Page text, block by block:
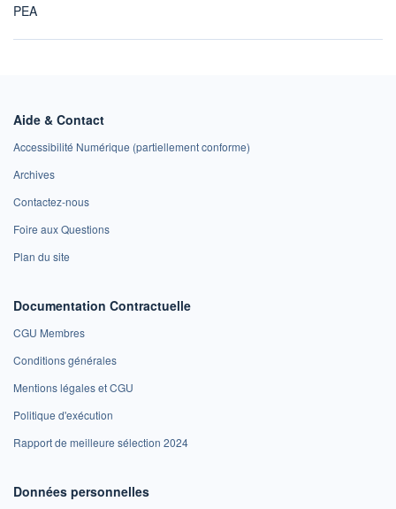
PEA
Aide & Contact
Accessibilité Numérique (partiellement conforme)
Archives
Contactez-nous
Foire aux Questions
Plan du site
Documentation Contractuelle
CGU Membres
Conditions générales
Mentions légales et CGU
Politique d'exécution
Rapport de meilleure sélection 2024
Données personnelles